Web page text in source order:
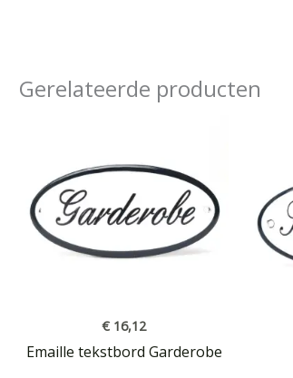
Gerelateerde producten
€ 16,12
Emaille tekstbord Garderobe